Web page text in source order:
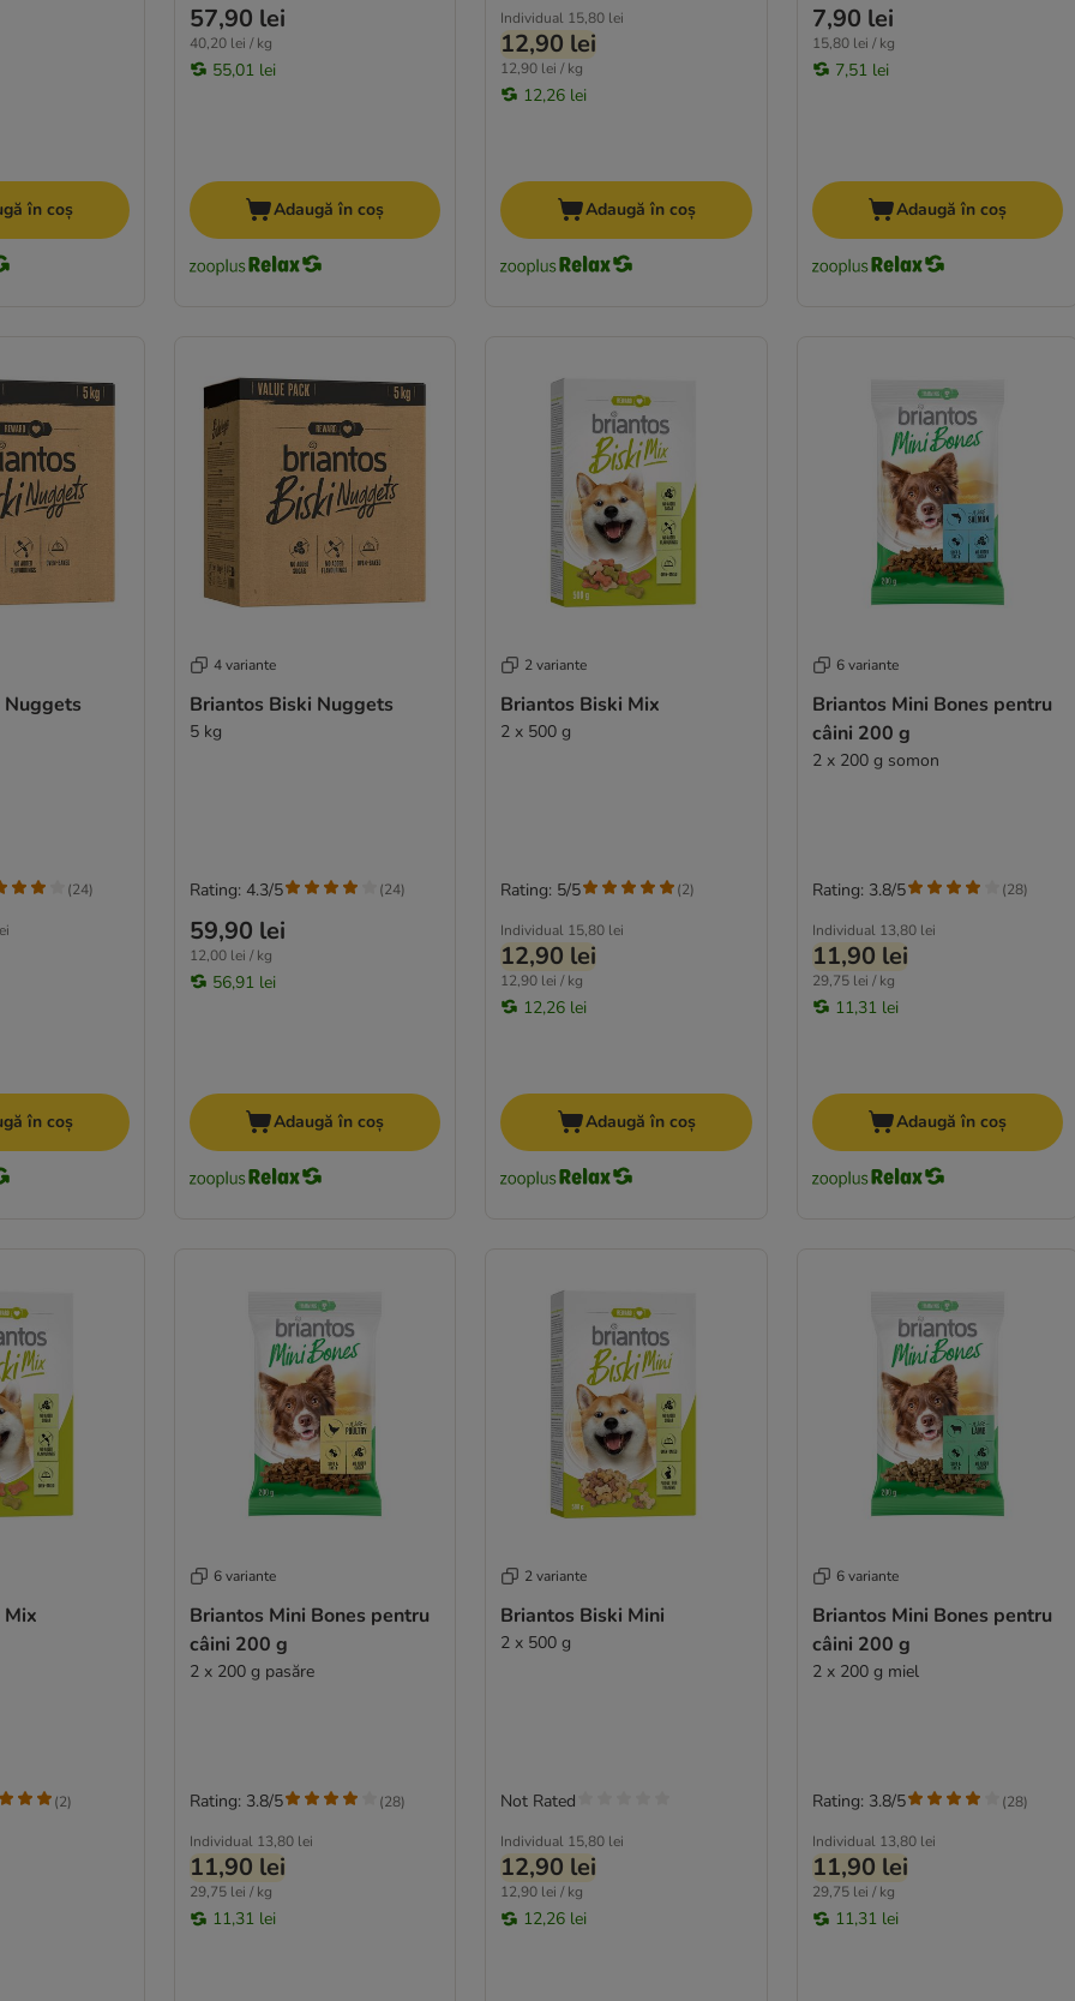
în coș
57,90 lei
40,20 lei / kg
55,01 lei
Adaugă în coș
Individual 15,80 lei
12,90 lei
12,90 lei / kg
12,26 lei
Adaugă în coș
7,90 lei
15,80 lei / kg
7,51 lei
Adaugă în coș
(24)
în coș
4 variante
Briantos Biski Nuggets
5 kg
59,90 lei
12,00 lei / kg
56,91 lei
Rating: 4.3/5 (24)
Adaugă în coș
2 variante
Briantos Biski Mix
2 x 500 g
Individual 15,80 lei
12,90 lei
12,90 lei / kg
12,26 lei
Rating: 5/5 (2)
Adaugă în coș
6 variante
Briantos Mini Bones pentru
câini 200 g
2 x 200 g somon
Individual 13,80 lei
11,90 lei
29,75 lei / kg
11,31 lei
Rating: 3.8/5 (28)
Adaugă în coș
Mix
(2)
6 variante
Briantos Mini Bones pentru
câini 200 g
2 x 200 g pasăre
Individual 13,80 lei
11,90 lei
29,75 lei / kg
11,31 lei
Rating: 3.8/5 (28)
2 variante
Briantos Biski Mini
2 x 500 g
Individual 15,80 lei
12,90 lei
12,90 lei / kg
12,26 lei
Not Rated
6 variante
Briantos Mini Bones pentru
câini 200 g
2 x 200 g miel
Individual 13,80 lei
11,90 lei
29,75 lei / kg
11,31 lei
Rating: 3.8/5 (28)